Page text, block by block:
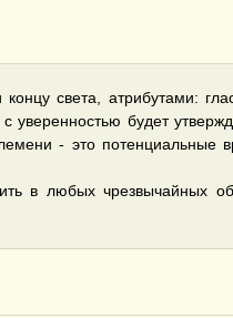
света, атрибутами:
уверенностью будет
- это потенциальные
в любых чрезвычайных